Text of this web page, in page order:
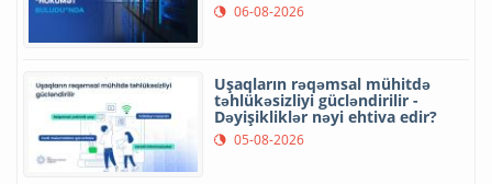
06-08-2026
Uşaqların rəqəmsal mühitdə
təhlükəsizliyi gücləndirilir -
Dəyişikliklər nəyi ehtiva edir?
05-08-2026